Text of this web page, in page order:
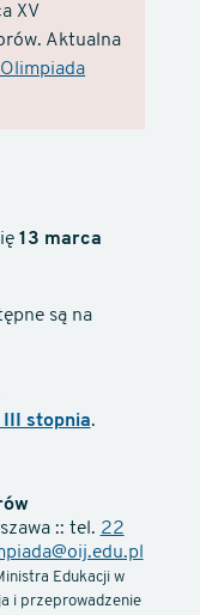
XV
Aktualna
Olimpiada
13 marca
są na
stopnia.
:: tel. 22
Edukacji w
i przeprowadzenie